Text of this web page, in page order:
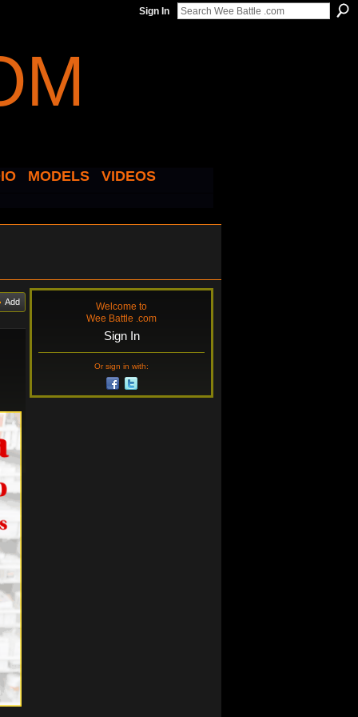
Sign In
MODELS VIDEOS
Add
Welcome to
Wee Battle .com
Sign In
Or sign in with: